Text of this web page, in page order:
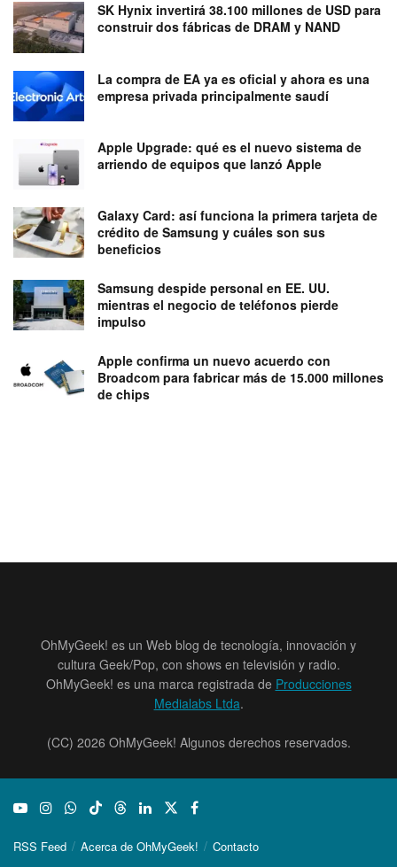
SK Hynix invertirá 38.100 millones de USD para
construir dos fábricas de DRAM y NAND
La compra de EA ya es oficial y ahora es una
empresa privada principalmente saudí
Apple Upgrade: qué es el nuevo sistema de
arriendo de equipos que lanzó Apple
Galaxy Card: así funciona la primera tarjeta de
crédito de Samsung y cuáles son sus
beneficios
Samsung despide personal en EE. UU.
mientras el negocio de teléfonos pierde
impulso
Apple confirma un nuevo acuerdo con
Broadcom para fabricar más de 15.000 millones
de chips
OhMyGeek! es un Web blog de tecnología, innovación y
cultura Geek/Pop, con shows en televisión y radio.
OhMyGeek! es una marca registrada de Producciones
Medialabs Ltda.
(CC) 2026 OhMyGeek! Algunos derechos reservados.
RSS Feed Acerca de OhMyGeek! Contacto